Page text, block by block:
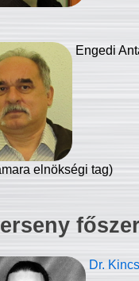
Engedi
elnökségi tag)
Dr.